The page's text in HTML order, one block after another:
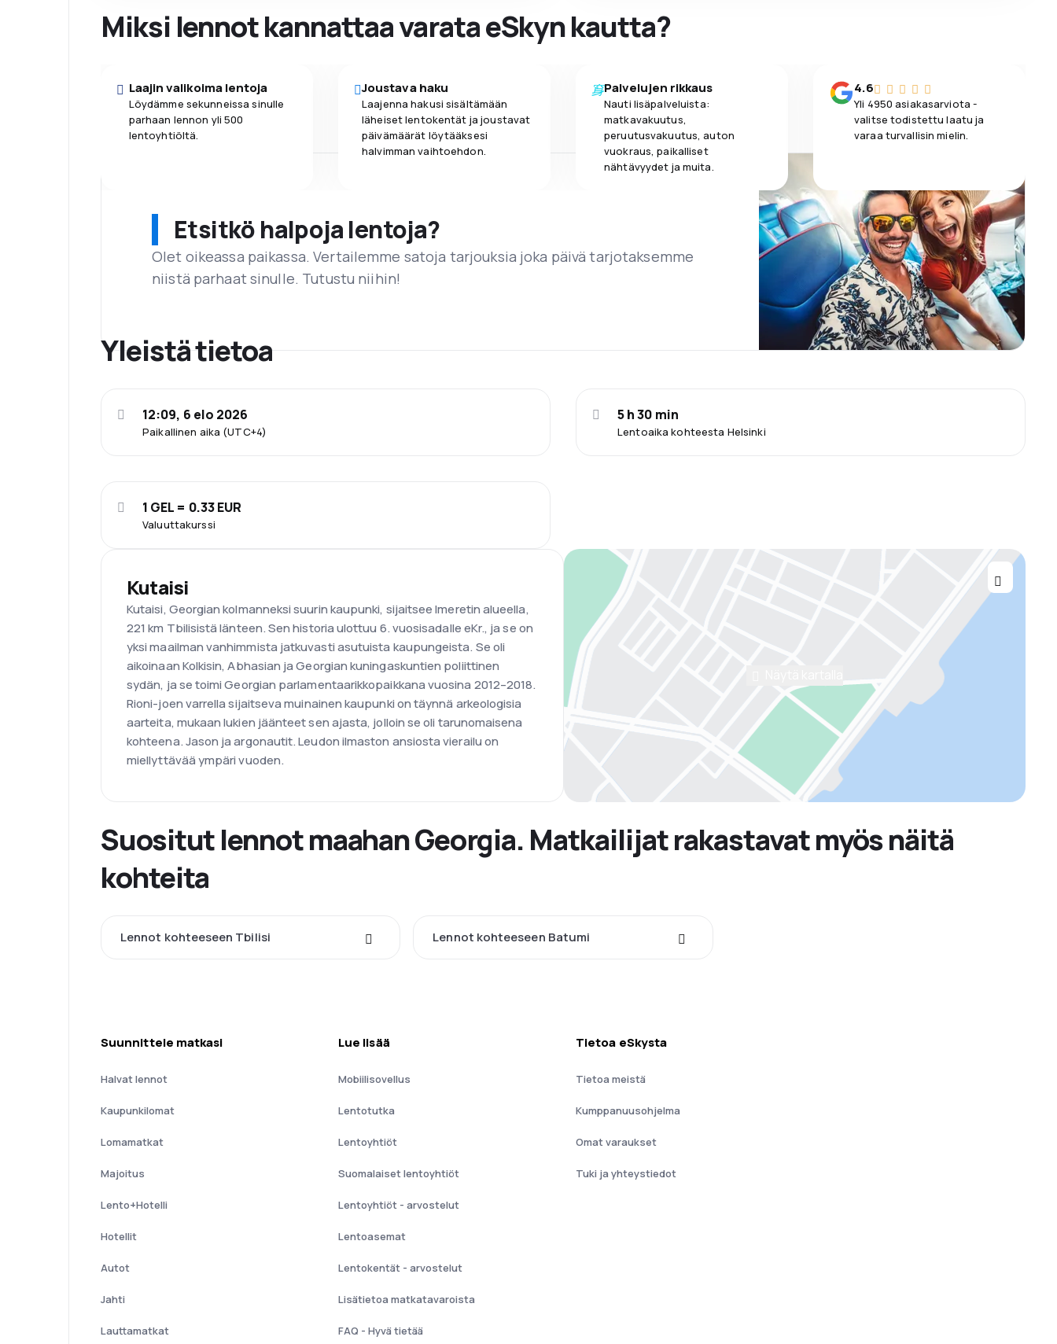
Miksi lennot kannattaa varata eSkyn kautta?
Laajin valikoima lentoja
Löydämme sekunneissa sinulle
parhaan lennon yli 500
lentoyhtiöltä.
Joustava haku
Laajenna hakusi sisältämään
läheiset lentokentät ja joustavat
päivämäärät löytääksesi
halvimman vaihtoehdon.
Palvelujen rikkaus
Nauti lisäpalveluista:
matkavakuutus,
peruutusvakuutus, auton
vuokraus, paikalliset
nähtävyydet ja muita.
4.6
Yli 4950 asiakasarviota -
valitse todistettu laatu ja
varaa turvallisin mielin.
Etsitkö halpoja lentoja?
Olet oikeassa paikassa. Vertailemme satoja tarjouksia joka päivä tarjotaksemme
niistä parhaat sinulle. Tutustu niihin!
Yleistä tietoa
Paikallinen aika (UTC+4)
12:09, 6 elo 2026
Lentoaika kohteesta Helsinki
5 h 30 min
Valuuttakurssi
1 GEL = 0.33 EUR
Kutaisi
Kutaisi, Georgian kolmanneksi suurin kaupunki, sijaitsee Imeretin alueella,
221 km Tbilisistä länteen. Sen historia ulottuu 6. vuosisadalle eKr., ja se on
yksi maailman vanhimmista jatkuvasti asutuista kaupungeista. Se oli
aikoinaan Kolkisin, Abhasian ja Georgian kuningaskuntien poliittinen
sydän, ja se toimi Georgian parlamentaarikkopaikkana vuosina 2012–2018.
Rioni-joen varrella sijaitseva muinainen kaupunki on täynnä arkeologisia
aarteita, mukaan lukien jäänteet sen ajasta, jolloin se oli tarunomaisena
kohteena. Jason ja argonautit. Leudon ilmaston ansiosta vierailu on
miellyttävää ympäri vuoden.
Suositut lennot maahan Georgia. Matkailijat rakastavat myös näitä
kohteita
Lennot kohteeseen Tbilisi Lennot kohteeseen Batumi
Suunnittele matkasi
Halvat lennot
Kaupunkilomat
Lomamatkat
Majoitus
Lento+Hotelli
Hotellit
Autot
Jahti
Lauttamatkat
Lue lisää
Mobiilisovellus
Lentotutka
Lentoyhtiöt
Suomalaiset lentoyhtiöt
Lentoyhtiöt - arvostelut
Lentoasemat
Lentokentät - arvostelut
Lisätietoa matkatavaroista
FAQ - Hyvä tietää
Tietoa eSkysta
Tietoa meistä
Kumppanuusohjelma
Omat varaukset
Tuki ja yhteystiedot